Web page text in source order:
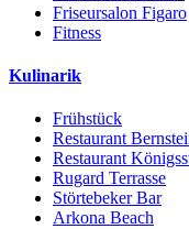
Friseursalon Figaro
Fitness
Kulinarik
Frühstück
Restaurant
Restaurant
Rugard Terrasse
Störtebeker Bar
Arkona Beach